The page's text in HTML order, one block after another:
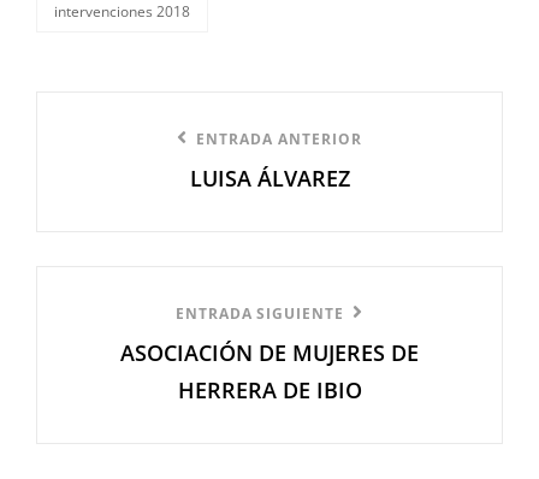
intervenciones 2018
ENTRADA ANTERIOR
LUISA ÁLVAREZ
siguiente
ENTRADA SIGUIENTE
ASOCIACIÓN DE MUJERES DE
HERRERA DE IBIO